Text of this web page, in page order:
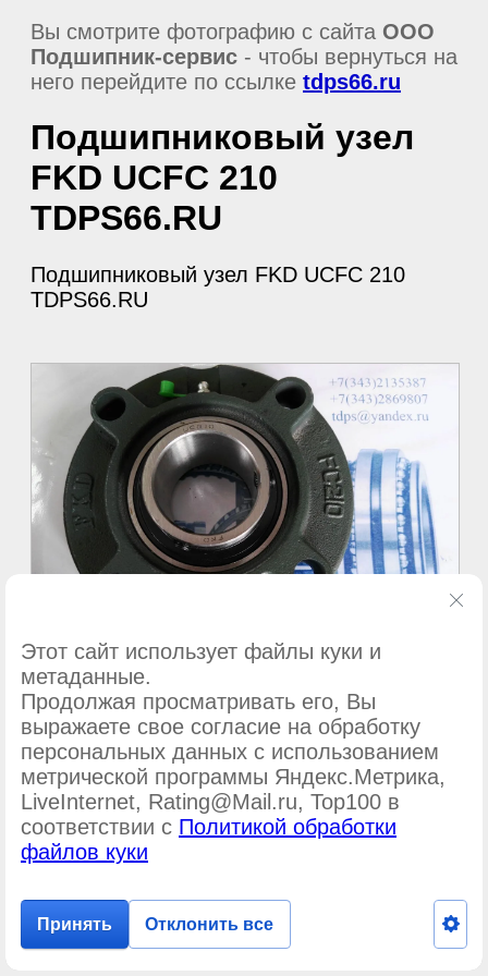
Вы смотрите фотографию с сайта ООО
Подшипник-сервис - чтобы вернуться на
него перейдите по ссылке tdps66.ru
Подшипниковый узел
FKD UCFC 210
TDPS66.RU
Подшипниковый узел FKD UCFC 210
TDPS66.RU
©ООО Подшипник-сервис
Этот сайт использует файлы куки и
метаданные.
Продолжая просматривать его, Вы
выражаете свое согласие на обработку
персональных данных с использованием
метрической программы Яндекс.Метрика,
LiveInternet, Rating@Mail.ru, Top100 в
соответствии с Политикой обработки
файлов куки
Принять Отклонить все